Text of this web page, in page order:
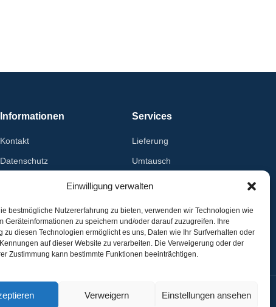
Einwilligung verwalten
bestmögliche Nutzererfahrung zu bieten, verwenden wir Technologien wie
Geräteinformationen zu speichern und/oder darauf zuzugreifen. Ihre
zu diesen Technologien ermöglicht es uns, Daten wie Ihr Surfverhalten oder
auf dieser Website zu verarbeiten. Die Verweigerung oder der
Zustimmung kann bestimmte Funktionen beeinträchtigen.
Verweigern Einstellungen ansehen
Informationen
Kontakt
Datenschutz
Widerrufsrecht
Datenlöschantrag
Services
Lieferung
Umtausch
Rückgabe
Download